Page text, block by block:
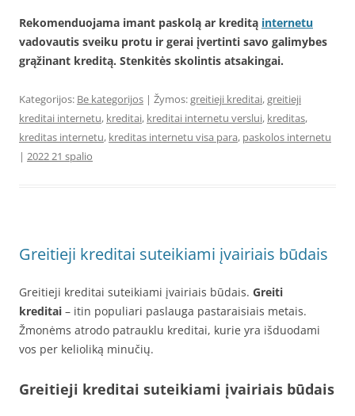
Rekomenduojama imant paskolą ar kreditą internetu
vadovautis sveiku protu ir gerai įvertinti savo galimybes
grąžinant kreditą. Stenkitės skolintis atsakingai.
Kategorijos: Be kategorijos | Žymos:greitieji kreditai,greitieji
kreditai internetu, kreditai, kreditai internetu verslui, kreditas,
kreditas internetu, kreditas internetu visa para, paskolos internetu
| 2022 21 spalio
Greitieji kreditai suteikiami įvairiais būdais
Greitieji kreditai suteikiami įvairiais būdais. Greiti
kreditai – itin populiari paslauga pastaraisiais metais.
Žmonėms atrodo patrauklu kreditai, kurie yra išduodami
vos per kelioliką minučių.
Greitieji kreditai suteikiami įvairiais būdais